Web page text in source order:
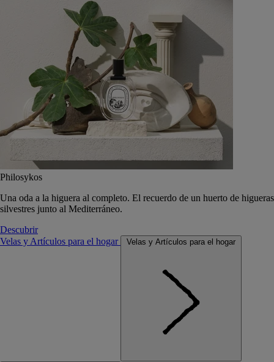
Philosykos
Una oda a la higuera al completo. El recuerdo de un huerto de higueras
silvestres junto al Mediterráneo.
Descubrir
Velas y Artículos para el hogar
Velas y Artículos para el hogar